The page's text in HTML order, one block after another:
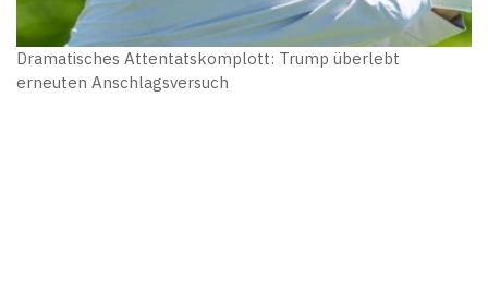
Dramatisches Attentatskomplott: Trump überlebt
erneuten Anschlagsversuch